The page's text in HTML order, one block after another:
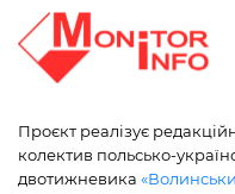
Проєкт реалізує
колектив польсько-
двотижневика